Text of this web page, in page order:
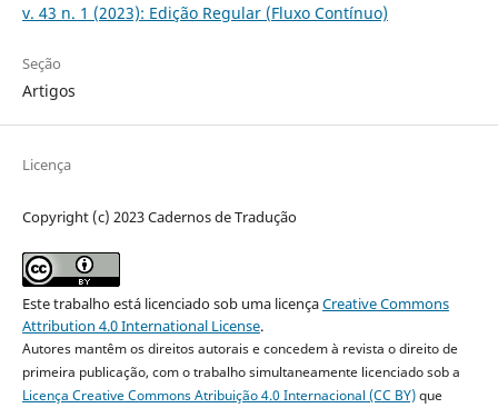
v. 43 n. 1 (2023): Edição Regular (Fluxo Contínuo)
Seção
Artigos
Licença
Copyright (c) 2023 Cadernos de Tradução
Este trabalho está licenciado sob uma licençaCreative Commons
Attribution 4.0 International License.
Autores mantêm os direitos autorais e concedem à revista o direito de
primeira publicação, com o trabalho simultaneamente licenciado sob a
Licença Creative Commons Atribuição 4.0 Internacional (CC BY)que